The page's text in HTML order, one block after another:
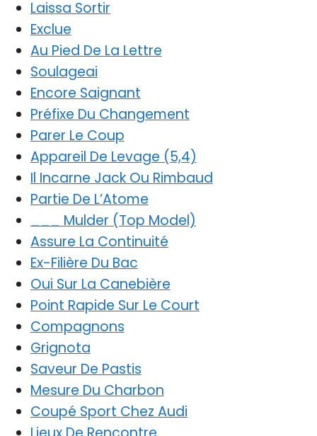
Laissa Sortir
Exclue
Au Pied De La Lettre
Soulageai
Encore Saignant
Préfixe Du Changement
Parer Le Coup
Appareil De Levage (5,4)
Il Incarne Jack Ou Rimbaud
Partie De L’Atome
___ Mulder (Top Model)
Assure La Continuité
Ex-Filière Du Bac
Oui Sur La Canebière
Point Rapide Sur Le Court
Compagnons
Grignota
Saveur De Pastis
Mesure Du Charbon
Coupé Sport Chez Audi